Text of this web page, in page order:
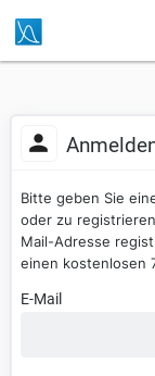
Bitte geben Sie
oder zu
Mail-Adresse
einen kostenlosen
E-Mail